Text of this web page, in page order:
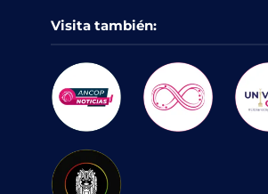
Visita también: